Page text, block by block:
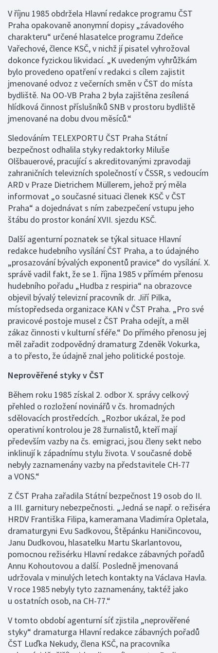
V říjnu 1985 obdržela Hlavní redakce programu ČST
Praha opakovaně anonymní dopisy „závadového
charakteru“ určené hlasatelce programu Zdeňce
Vařechové, člence KSČ, v nichž jí pisatel vyhrožoval
dokonce fyzickou likvidací. „K uvedeným vyhrůžkám
bylo provedeno opatření v redakci s cílem zajistit
jmenované odvoz z večerních směn v ČST do místa
bydliště. Na OO-VB Praha 2 byla zajištěna zesílená
hlídková činnost příslušníků SNB v prostoru bydliště
jmenované na dobu dvou měsíců.“
Sledováním TELEXPORTU ČST Praha Státní
bezpečnost odhalila styky redaktorky Miluše
Olšbauerové, pracující s akreditovanými zpravodaji
zahraničních televizních společností v ČSSR, s vedoucím
ARD v Praze Dietrichem Müllerem, jehož prý měla
informovat „o současné situaci členek KSČ v ČST
Praha“ a dojednávat s ním zabezpečení vstupu jeho
štábu do prostor konání XVII. sjezdu KSČ.
Další agenturní poznatek se týkal situace Hlavní
redakce hudebního vysílání ČST Praha, a to údajného
„prosazování bývalých exponentů pravice“ do vysílání. X.
správě vadil fakt, že se 1. října 1985 v přímém přenosu
hudebního pořadu „Hudba z respiria“ na obrazovce
objevil bývalý televizní pracovník dr. Jiří Pilka,
místopředseda organizace KAN v ČST Praha. „Pro své
pravicové postoje musel z ČST Praha odejít, a měl
zákaz činnosti v kulturní sféře.“ Do přímého přenosu jej
měl zařadit zodpovědný dramaturg Zdeněk Vokurka,
a to přesto, že údajně znal jeho politické postoje.
Neprověřené styky v ČST
Během roku 1985 získal 2. odbor X. správy celkový
přehled o rozložení novinářů v čs. hromadných
sdělovacích prostředcích. „Rozbor ukázal, že pod
operativní kontrolou je 28 žurnalistů, kteří mají
především vazby na čs. emigraci, jsou členy sekt nebo
inklinují k západnímu stylu života. V současné době
nebyly zaznamenány vazby na představitele CH-77
a VONS.“
Z ČST Praha zařadila Státní bezpečnost 19 osob do II.
a III. garnitury nebezpečnosti. „Jedná se např. o režiséra
HRDV Františka Filipa, kameramana Vladimíra Opletala,
dramaturgyni Evu Sadkovou, Štěpánku Haničincovou,
Janu Dudkovou, hlasatelku Martu Skarlantovou,
pomocnou režisérku Hlavní redakce zábavných pořadů
Annu Kohoutovou a další. Posledně jmenovaná
udržovala v minulých letech kontakty na Václava Havla.
V roce 1985 nebyly tyto zaznamenány, taktéž jako
u ostatních osob, na CH-77.“
V tomto období agenturní síť zjistila „neprověřené
styky“ dramaturga Hlavní redakce zábavných pořadů
ČST Luďka Nekudy, člena KSČ, na pracovníka